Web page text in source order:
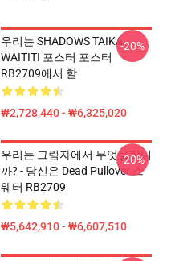
우리는 SHADOWS TAIKA
WAITITI 포스터 포스터
RB2709에서 할
₩2,728,440 - ₩6,325,020
-20%
우리는 그림자에서 무엇을합니
까? - 당신은 Dead Pullover 스
웨터 RB2709
₩5,642,910 - ₩6,607,510
-20%